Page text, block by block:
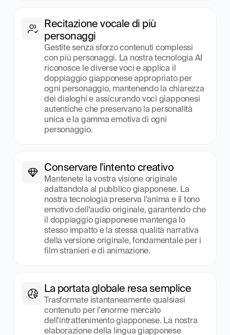
Recitazione vocale di più
personaggi
Gestite senza sforzo contenuti complessi
con più personaggi. La nostra tecnologia AI
riconosce le diverse voci e applica il
doppiaggio giapponese appropriato per
ogni personaggio, mantenendo la chiarezza
dei dialoghi e assicurando voci giapponesi
autentiche che preservano la personalità
unica e la gamma emotiva di ogni
personaggio.
Conservare l'intento creativo
Mantenete la vostra visione originale
adattandola al pubblico giapponese. La
nostra tecnologia preserva l'anima e il tono
emotivo dell'audio originale, garantendo che
il doppiaggio giapponese mantenga lo
stesso impatto e la stessa qualità narrativa
della versione originale, fondamentale per i
film stranieri e di animazione.
La portata globale resa semplice
Trasformate istantaneamente qualsiasi
contenuto per l'enorme mercato
dell'intrattenimento giapponese. La nostra
elaborazione della lingua giapponese